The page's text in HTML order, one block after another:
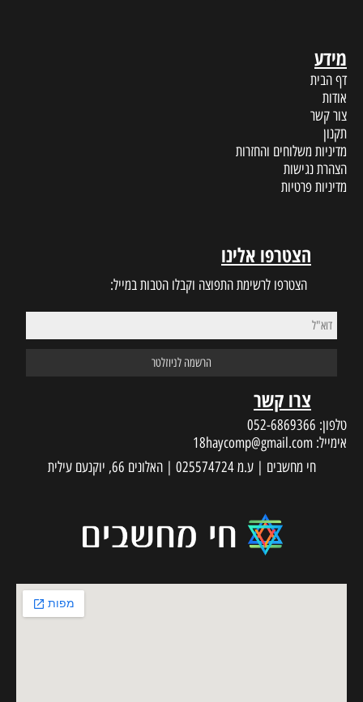
מידע
דף הבית
אודות
צור קשר
תקנון
מדיניות משלוחים והחזרות
הצהרת נגישות
מדיניות פרטיות
הצטרפו אלינו
הצטרפו לרשימת התפוצה וקבלו הטבות במייל:
צרו קשר
טלפון: 052-6869366
אימייל: 18haycomp@gmail.com
חי מחשבים | ע.מ 025574724 | האלונים 66, יוקנעם עילית